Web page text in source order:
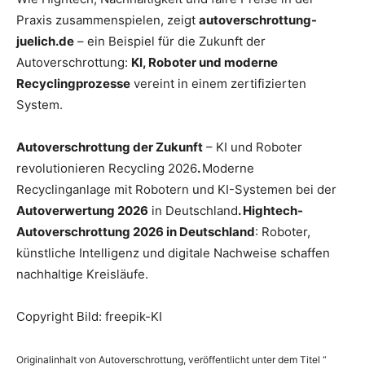
Praxis zusammenspielen, zeigt autoverschrottung-
juelich.de – ein Beispiel für die Zukunft der
Autoverschrottung: KI, Roboter und moderne
Recyclingprozesse vereint in einem zertifizierten
System.
Autoverschrottung der Zukunft – KI und Roboter
revolutionieren Recycling 2026.Moderne
Recyclinganlage mit Robotern und KI-Systemen bei der
Autoverwertung 2026 in Deutschland. Hightech-
Autoverschrottung 2026 in Deutschland: Roboter,
künstliche Intelligenz und digitale Nachweise schaffen
nachhaltige Kreisläufe.
Copyright Bild: freepik-KI
Originalinhalt von Autoverschrottung, veröffentlicht unter dem Titel “